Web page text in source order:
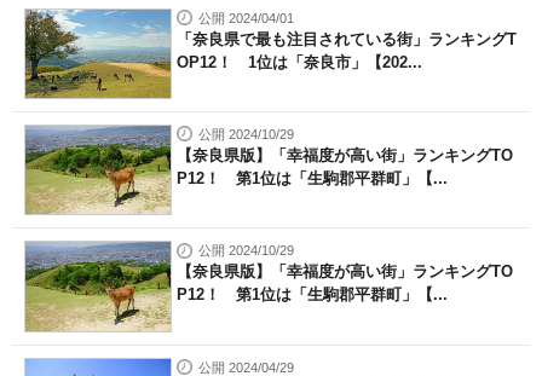
公開 2024/04/01
「奈良県で最も注目されている街」ランキングT
OP12！ 1位は「奈良市」【202...
公開 2024/10/29
【奈良県版】「幸福度が高い街」ランキングTO
P12！ 第1位は「生駒郡平群町」【...
公開 2024/10/29
【奈良県版】「幸福度が高い街」ランキングTO
P12！ 第1位は「生駒郡平群町」【...
公開 2024/04/29